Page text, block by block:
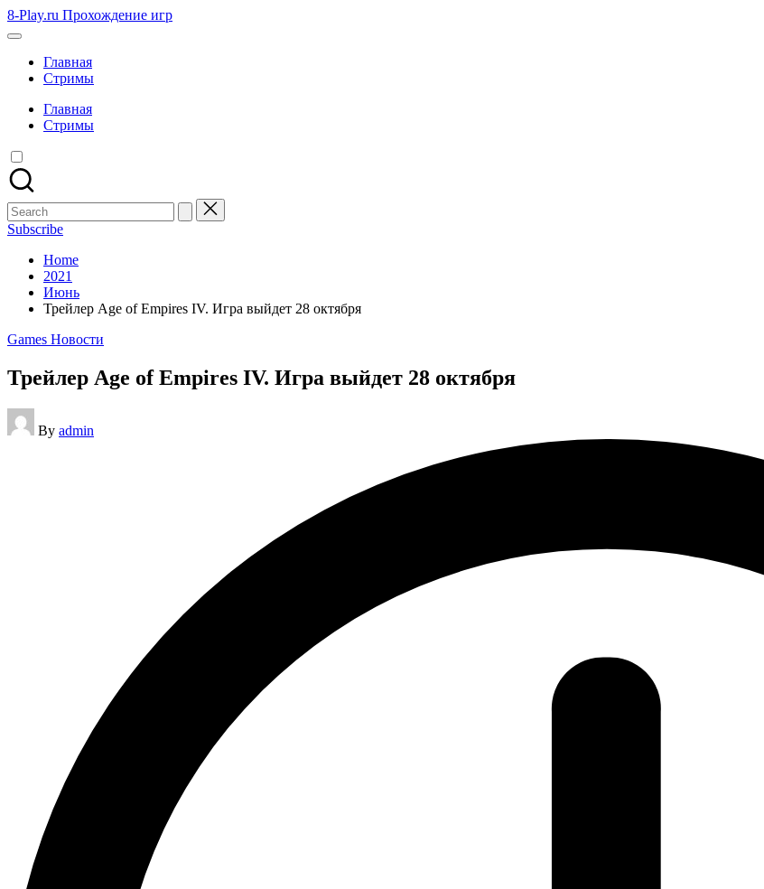
Skip
to
8-Play.ru Прохождение игр
Главная
Стримы
Главная
Стримы
Search
for:
Subscribe
Home
2021
Июнь
Трейлер Age of Empires IV. Игра выйдет 28 октября
Posted
Games Новости
Трейлер Age of Empires IV. Игра выйдет 28 октября
Posted
by
By admin